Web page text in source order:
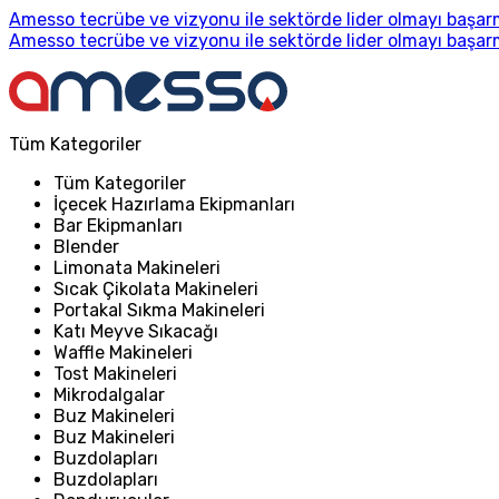
Amesso tecrübe ve vizyonu ile sektörde lider olmayı
Amesso tecrübe ve vizyonu ile sektörde lider olmayı
Tüm Kategoriler
Tüm Kategoriler
İçecek Hazırlama Ekipmanları
Bar Ekipmanları
Blender
Limonata Makineleri
Sıcak Çikolata Makineleri
Portakal Sıkma Makineleri
Katı Meyve Sıkacağı
Waffle Makineleri
Tost Makineleri
Mikrodalgalar
Buz Makineleri
Buz Makineleri
Buzdolapları
Buzdolapları